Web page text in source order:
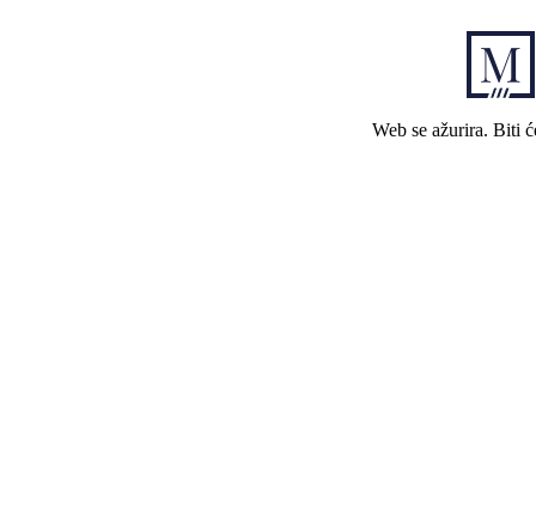
Web se ažurira. Biti